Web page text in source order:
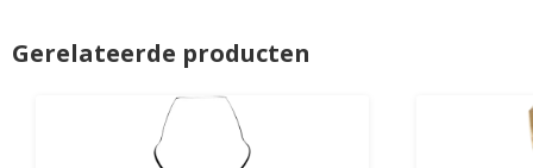
Gerelateerde producten